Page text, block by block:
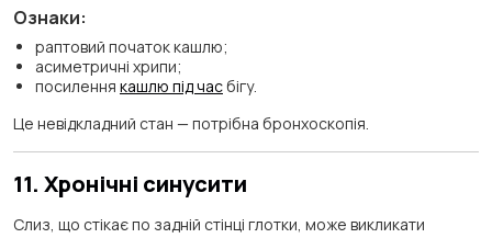
Ознаки:
раптовий початок кашлю;
асиметричні хрипи;
посилення кашлю під часбігу.
Це невідкладний стан — потрібна бронхоскопія.
11. Хронічні синусити
Слиз, що стікає по задній стінці глотки, може викликати